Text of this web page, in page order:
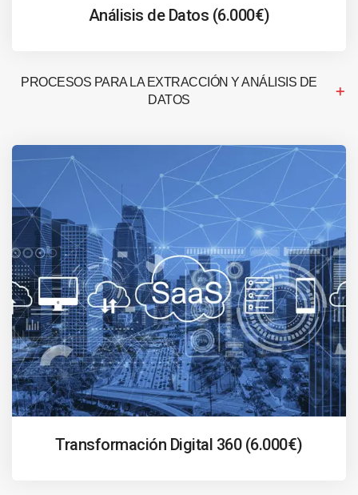
Análisis de Datos (6.000€)
PROCESOS PARA LA EXTRACCIÓN Y ANÁLISIS DE
DATOS
Transformación Digital 360 (6.000€)